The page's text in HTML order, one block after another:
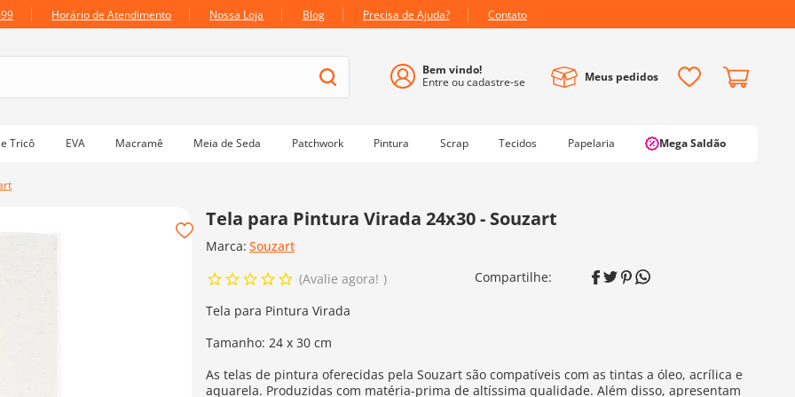
Horário de Atendimento Nossa Loja Blog Precisa de Ajuda? Contato
Meus pedidos
Tricô EVA Macramê Meia de Seda Patchwork Pintura Scrap Tecidos Papelaria Mega Saldão
Tela para Pintura Virada 24x30 - Souzart
Marca: Souzart
Avalie agora!
Tela para Pintura Virada
Tamanho: 24 x 30 cm
As telas de pintura oferecidas pela Souzart são compatíveis com as tintas a óleo, acrílica e
aquarela. Produzidas com matéria-prima de altíssima qualidade. Além disso, apresentam